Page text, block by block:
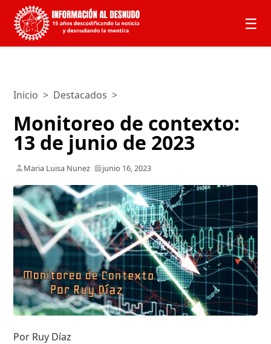
☰
Inicio > Destacados >
Monitoreo de contexto:
13 de junio de 2023
Maria Luisa Nunez junio 16, 2023
Por Ruy Díaz